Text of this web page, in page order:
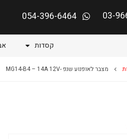
03-
054-396-6464
קסדות
מצבר לאופנוע שנפ -MG14-B4 – 14A 12V